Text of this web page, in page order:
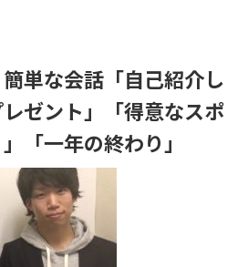
な会話「自己紹介し
ゼント」「得意なスポ
「一年の終わり」